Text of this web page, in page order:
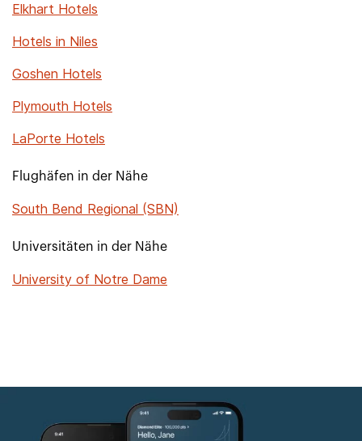
Elkhart Hotels
Hotels in Niles
Goshen Hotels
Plymouth Hotels
LaPorte Hotels
Flughäfen in der Nähe
South Bend Regional (SBN)
Universitäten in der Nähe
University of Notre Dame